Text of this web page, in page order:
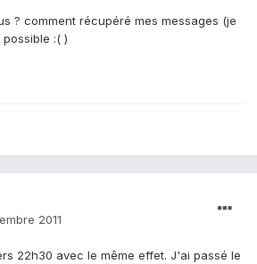
? comment récupéré mes messages (je
:( )
2011
22h30 avec le même effet. J'ai passé le